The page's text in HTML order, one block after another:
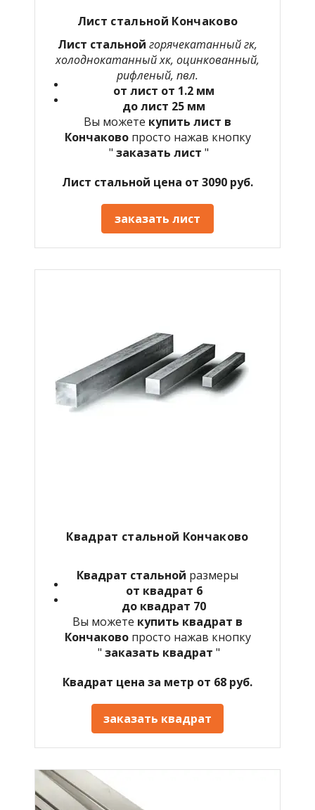
Лист стальной Кончаково
Лист стальной горячекатанный гк,
холоднокатанный хк, оцинкованный,
рифленый, пвл.
от лист от 1.2 мм
до лист 25 мм
Вы можете купить лист в
Кончаково просто нажав кнопку
" заказать лист "
Лист стальной цена от 3090 руб.
заказать лист
Квадрат стальной Кончаково
Квадрат стальной размеры
от квадрат 6
до квадрат 70
Вы можете купить квадрат в
Кончаковопросто нажав кнопку
" заказать квадрат "
Квадрат цена за метр от 68 руб.
заказать квадрат